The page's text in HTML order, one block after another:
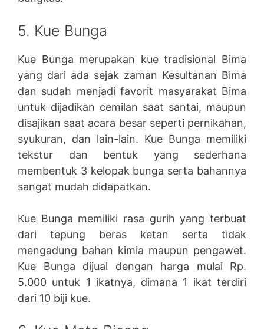
5. Kue Bunga
Kue Bunga merupakan kue tradisional Bima
yang dari ada sejak zaman Kesultanan Bima
dan sudah menjadi favorit masyarakat Bima
untuk dijadikan cemilan saat santai, maupun
disajikan saat acara besar seperti pernikahan,
syukuran, dan lain-lain. Kue Bunga memiliki
tekstur dan bentuk yang sederhana
membentuk 3 kelopak bunga serta bahannya
sangat mudah didapatkan.
Kue Bunga memiliki rasa gurih yang terbuat
dari tepung beras ketan serta tidak
mengadung bahan kimia maupun pengawet.
Kue Bunga dijual dengan harga mulai Rp.
5.000 untuk 1 ikatnya, dimana 1 ikat terdiri
dari 10 biji kue.